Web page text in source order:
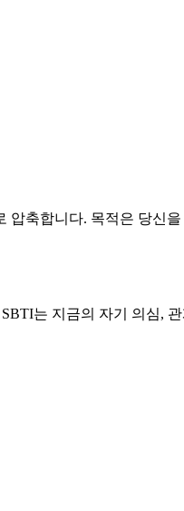
압축합니다. 목적은 당신
는 지금의 자기 의심,